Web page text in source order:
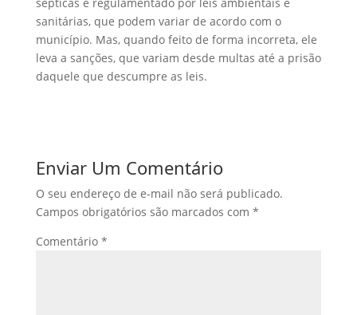
sanitárias, que podem variar de acordo com o
município. Mas, quando feito de forma incorreta, ele
leva a sanções, que variam desde multas até a prisão
daquele que descumpre as leis.
Enviar Um Comentário
O seu endereço de e-mail não será publicado.
Campos obrigatórios são marcados com *
Comentário *